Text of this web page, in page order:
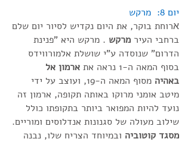
יום 8: מרקש
ארוחת בוקר, את היום נקדיש לסיור יום שלם
ברחבי העיר מרקש . מרקש היא "פנינת
הדרום" שנוסדה ע"י שושלת אלמורווידס
בסוף המאה ה-1 נראה את
ארמון אל
באהיה
מסוף המאה ה-19, ועוצב על ידי
מיטב אומני מרוקו באותה תקופה, ארמון זה
נועד להיות המפואר ביותר בתקופתו כולל
שילוב מעולה של סגנונות אנדלוסים ומוריים.
מסגד קוטוביה ובמיוחד הצריח שלו, נבנה